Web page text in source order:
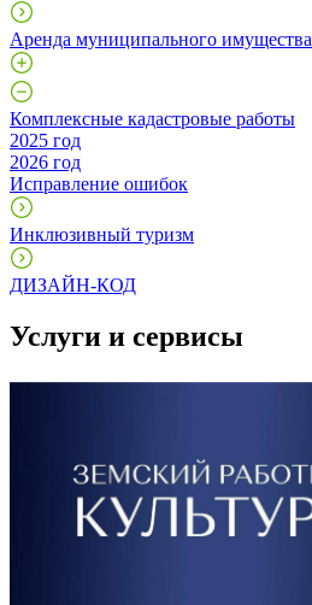
Аренда муниципального имущества
Комплексные кадастровые работы
2025 год
2026 год
Исправление ошибок
Инклюзивный туризм
ДИЗАЙН-КОД
Услуги и сервисы